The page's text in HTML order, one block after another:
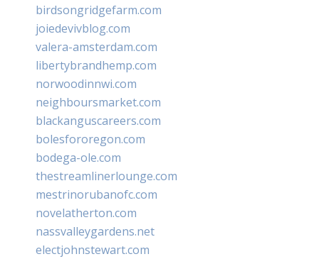
birdsongridgefarm.com
joiedevivblog.com
valera-amsterdam.com
libertybrandhemp.com
norwoodinnwi.com
neighboursmarket.com
blackanguscareers.com
bolesfororegon.com
bodega-ole.com
thestreamlinerlounge.com
mestrinorubanofc.com
novelatherton.com
nassvalleygardens.net
electjohnstewart.com